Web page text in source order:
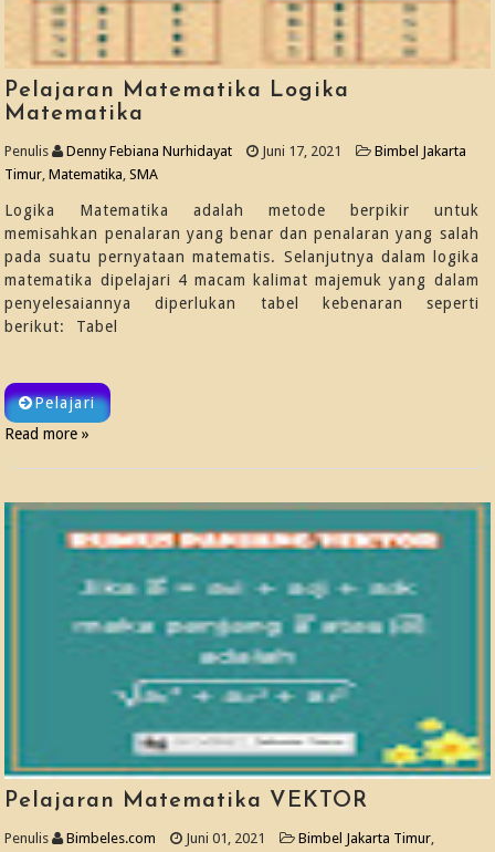
Pelajaran Matematika Logika
Matematika
Penulis Denny Febiana Nurhidayat Juni 17, 2021
Bimbel Jakarta
Timur,Matematika,SMA
Logika Matematika adalah metode berpikir untuk
memisahkan penalaran yang benar dan penalaran yang salah
pada suatu pernyataan matematis. Selanjutnya dalam logika
matematika dipelajari 4 macam kalimat majemuk yang dalam
penyelesaiannya diperlukan tabel kebenaran seperti
berikut: Tabel
Pelajari
Read more »
Pelajaran Matematika VEKTOR
Penulis Bimbeles.com Juni 01, 2021 Bimbel Jakarta Timur,